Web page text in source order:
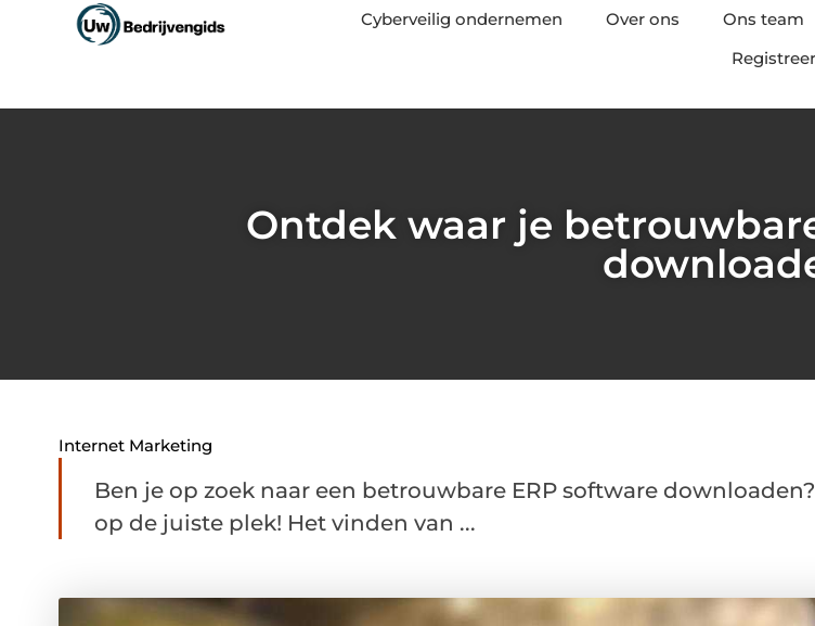
Cyberveilig ondernemen Over ons Ons team
Registreer
Ontdek waar je
Internet Marketing
Ben je op zoek naar een betrouwbare ERP software
op de juiste plek! Het vinden van ...